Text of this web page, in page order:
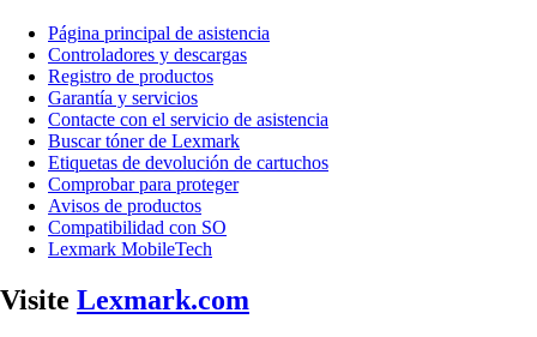
Página principal de asistencia
Controladores y descargas
Registro de productos
Garantía y servicios
Contacte con el servicio de asistencia
Buscar tóner de Lexmark
Etiquetas de devolución de cartuchos
Comprobar para proteger
Avisos de productos
Compatibilidad con SO
Lexmark MobileTech
Visite Lexmark.com